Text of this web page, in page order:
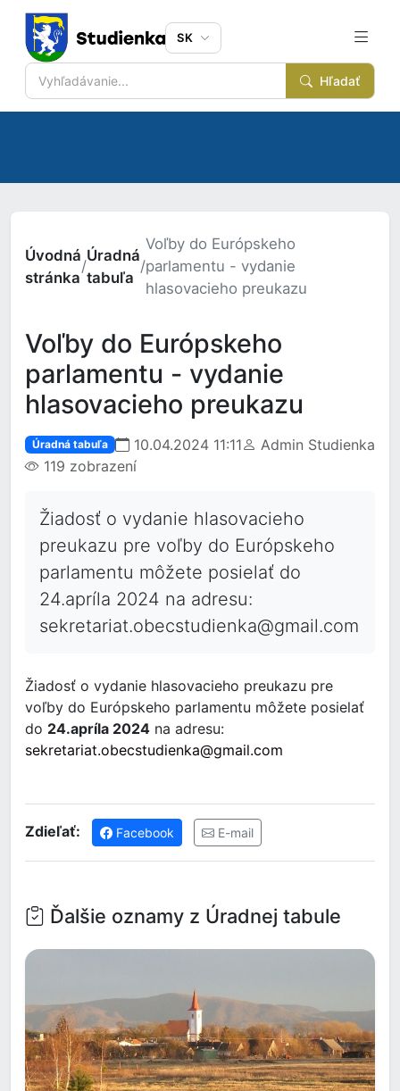
Hľadať
SK
Úvodná
stránka
/
Úradná
tabuľa
/
Voľby do Európskeho
parlamentu - vydanie
hlasovacieho preukazu
Voľby do Európskeho
parlamentu - vydanie
hlasovacieho preukazu
Úradná tabuľa 10.04.2024 11:11
Admin Studienka
119 zobrazení
Žiadosť o vydanie hlasovacieho
preukazu pre voľby do Európskeho
parlamentu môžete posielať do
24.apríla 2024 na adresu:
sekretariat.obecstudienka@gmail.com
Žiadosť o vydanie hlasovacieho preukazu pre
voľby do Európskeho parlamentu môžete posielať
do 24.apríla 2024 na adresu:
sekretariat.obecstudienka@gmail.com
Zdieľať: Facebook E-mail
Ďalšie oznamy z Úradnej tabule